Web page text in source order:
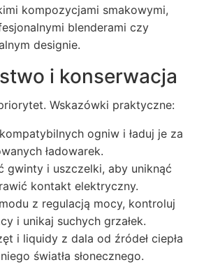
kompozycjami smakowymi,
blenderami czy
designie.
i konserwacja
Wskazówki praktyczne:
ogniw i ładuj je za
ładowarek.
gwinty i uszczelki, aby uniknąć
kontakt elektryczny.
z regulacją mocy, kontroluj
i unikaj suchych grzałek.
i liquidy z dala od źródeł ciepła
światła słonecznego.